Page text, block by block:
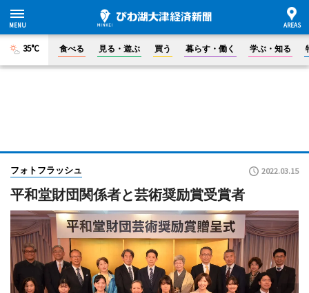
35°C 食べる 見る・遊ぶ 買う 暮らす・働く 学ぶ・知る
フォトフラッシュ 2022.03.15
平和堂財団関係者と芸術奨励賞受賞者